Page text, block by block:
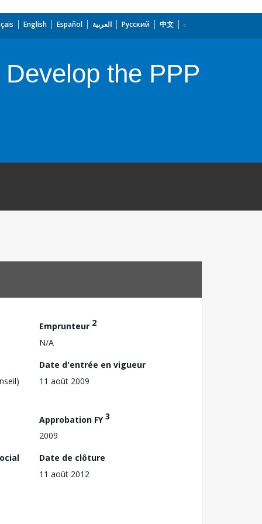
English Español العربية Русский 中文
the PPP
Emprunteur 2
N/A
Date d'entrée en vigueur
11 août 2009
Approbation FY3
2009
Date de clôture
11 août 2012